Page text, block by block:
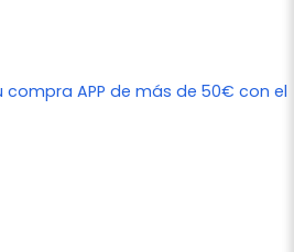
compra APP de más de 50€ con el